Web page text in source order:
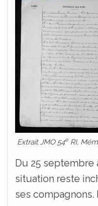
Extrait JMO 54eRI,
Du 25 septembre
situation reste
ses